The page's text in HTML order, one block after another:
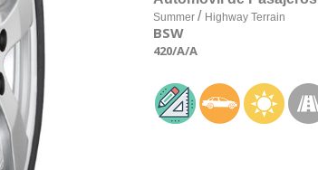
Summer / Highway Terrain
BSW
420/A/A